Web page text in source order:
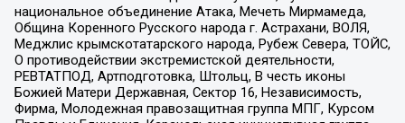
национальное объединение Атака, Мечеть Мирмамеда,
Община Коренного Русского народа г. Астрахани, ВОЛЯ,
Меджлис крымскотатарского народа, Рубеж Севера, ТОЙС,
О противодействии экстремистской деятельности,
РЕВТАТПОД, Артподготовка, Штольц, В честь иконы
Божией Матери Державная, Сектор 16, Независимость,
Фирма, Молодежная правозащитная группа МПГ, Курсом